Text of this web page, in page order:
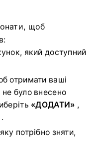
щоб
який доступний
отримати ваші
було внесено
«ДОДАТИ» ,
потрібно зняти,